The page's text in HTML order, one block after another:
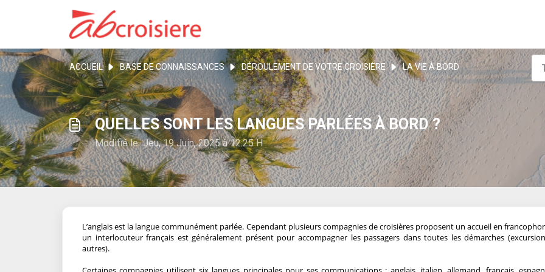
ACCUEIL BASE DE CONNAISSANCES DÉROULEMENT DE VOTRE CROISIÈRE LA VIE À BORD
QUELLES SONT LES LANGUES PARLÉES À BORD ?
Modifié le Jeu, 19 Juin, 2025 à 12:25 H
L’anglais est la langue communément parlée. Cependant plusieurs compagnies de croisières proposent un accueil en
un interlocuteur français est généralement présent pour accompagner les passagers dans toutes les démarches
autres).